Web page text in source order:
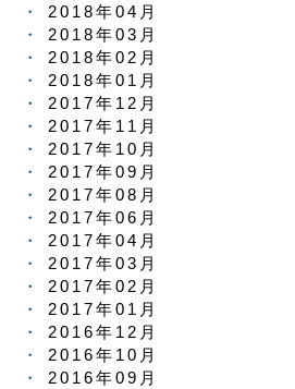
2018年04月
2018年03月
2018年02月
2018年01月
2017年12月
2017年11月
2017年10月
2017年09月
2017年08月
2017年06月
2017年04月
2017年03月
2017年02月
2017年01月
2016年12月
2016年10月
2016年09月